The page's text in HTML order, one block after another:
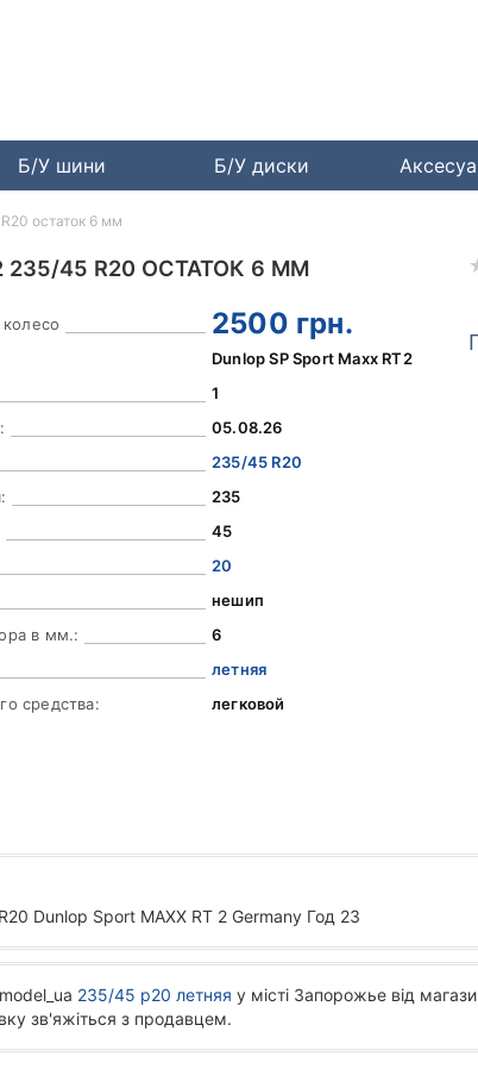
Б/У шини Б/У диски
235/45 R20 ОСТАТОК 6 ММ
колесо 2500 грн.
Dunlop SP Sport Maxx RT2
1
:
05.08.26
235/45 R20
235
45
20
нешип
в мм.:
6
летняя
средства:
легковой
Dunlop Sport MAXX RT 2 Germany Год 23
235/45 р20 летняя у місті Запорожье від
зв'яжіться з продавцем.
остаток 6 мм